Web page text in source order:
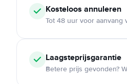
Kosteloos annuleren
Tot 48 uur voor
Laagsteprijsgarantie
Betere prijs gevonden?